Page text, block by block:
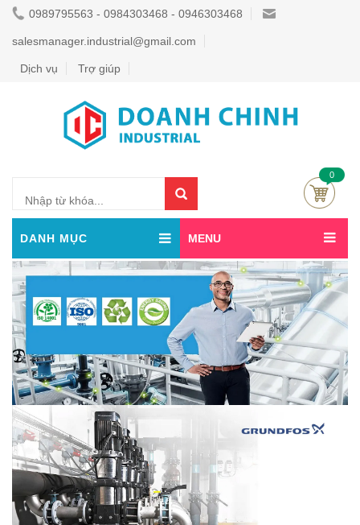
0989795563 - 0984303468 - 0946303468
salesmanager.industrial@gmail.com
Dịch vụ Trợ giúp
0
DANH MỤC MENU